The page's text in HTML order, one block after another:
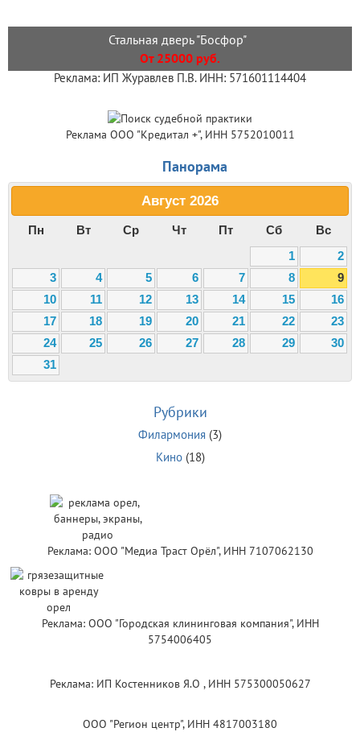
Стальная дверь "Босфор"
От 25000 руб.
Реклама: ИП Журавлев П.В. ИНН: 571601114404
Реклама ООО "Кредитал +", ИНН 5752010011
Панорама
Август 2026
Пн Вт Ср Чт Пт Сб
Вс
1
2
3
4 5 6 7 8
9
10
11 12 13 14 15
16
17
18 19 20 21 22
23
24
25 26 27 28 29
30
31
Рубрики
Филармония (3)
Кино(18)
Реклама: ООО "Медиа Траст Орёл", ИНН 7107062130
Реклама: ООО "Городская клининговая компания", ИНН
5754006405
Реклама: ИП Костенников Я.О , ИНН 575300050627
ООО "Регион центр", ИНН 4817003180